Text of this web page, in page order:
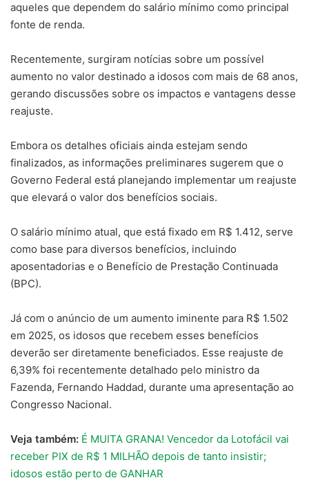
aqueles que dependem do salário mínimo como principal
fonte de renda.
Recentemente, surgiram notícias sobre um possível
aumento no valor destinado a idosos com mais de 68 anos,
gerando discussões sobre os impactos e vantagens desse
reajuste.
Embora os detalhes oficiais ainda estejam sendo
finalizados, as informações preliminares sugerem que o
Governo Federal está planejando implementar um reajuste
que elevará o valor dos benefícios sociais.
O salário mínimo atual, que está fixado em R$ 1.412, serve
como base para diversos benefícios, incluindo
aposentadorias e o Benefício de Prestação Continuada
(BPC).
Já com o anúncio de um aumento iminente para R$ 1.502
em 2025, os idosos que recebem esses benefícios
deverão ser diretamente beneficiados. Esse reajuste de
6,39% foi recentemente detalhado pelo ministro da
Fazenda, Fernando Haddad, durante uma apresentação ao
Congresso Nacional.
Veja também: É MUITA GRANA! Vencedor da Lotofácil vai
receber PIX de R$ 1 MILHÃO depois de tanto insistir;
idosos estão perto de GANHAR